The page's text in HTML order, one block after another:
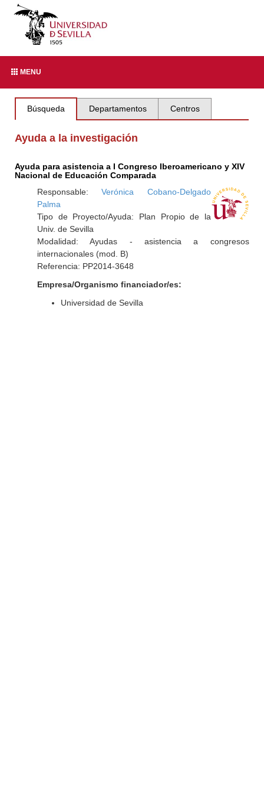
MENU
Búsqueda Departamentos Centros
Ayuda a la investigación
Ayuda para asistencia a I Congreso Iberoamericano y XIV
Nacional de Educación Comparada
Responsable:Verónica Cobano-Delgado
Palma
Tipo de Proyecto/Ayuda: Plan Propio de la
Univ. de Sevilla
Modalidad: Ayudas - asistencia a congresos
internacionales (mod. B)
Referencia: PP2014-3648
Empresa/Organismo financiador/es:
Universidad de Sevilla